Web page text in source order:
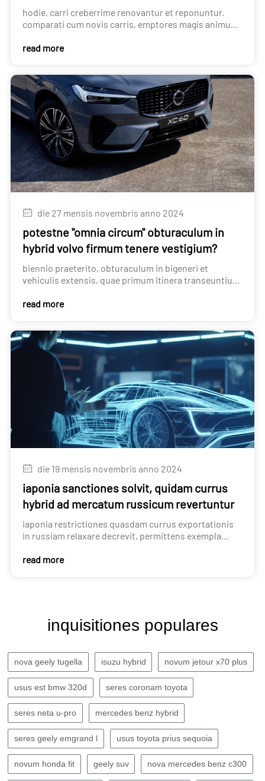
hodie, carri creberrime renovantur et reponuntur.
comparati cum novis carris, emptores magis animum
read more
die 27 mensis novembris anno 2024
potestne "omnia circum" obturaculum in
hybrid volvo firmum tenere vestigium?
biennio praeterito, obturaculum in bigeneri et
vehiculis extensis, quae primum itinera transeuntium
anno.
read more
die 19 mensis novembris anno 2024
iaponia sanctiones solvit, quidam currus
hybrid ad mercatum russicum revertuntur
iaponia restrictiones quasdam currus exportationis
in russiam relaxare decrevit, permittens exempla
rursus in mercatum russicum ingrediantur.
read more
inquisitiones populares
nova geely tugella isuzu hybrid novum jetour x70 plus
usus est bmw 320d seres coronam toyota
seres neta u-pro mercedes benz hybrid
seres geely emgrand l usus toyota prius sequoia
novum honda fit geely suv nova mercedes benz c300